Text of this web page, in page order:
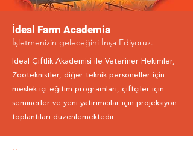
İdeal Farm Academia
İşletmenizin geleceğini İnşa Ediyoruz.
İdeal Çiftlik Akademisi ile Veteriner Hekimler,
Zooteknistler, diğer teknik personeller için
meslek içi eğitim programları, çiftçiler için
seminerler ve yeni yatırımcılar için projeksiyon
toplantıları düzenlemektedir.